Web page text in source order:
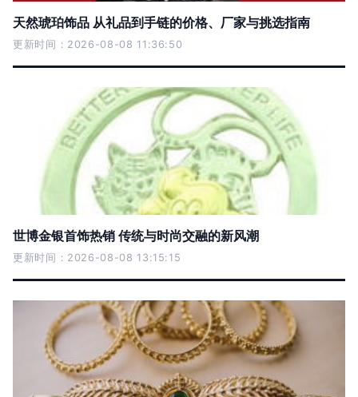
天然琥珀饰品 从礼品到手链的价格、厂家与挑选指南
更新时间：2026-08-08 11:36:50
世博金银首饰热销 传统与时尚交融的新风潮
更新时间：2026-08-08 13:15:15